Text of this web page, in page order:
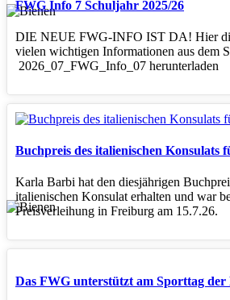
FWG Info 7 Schuljahr 2025/26
DIE NEUE FWG-INFO IST DA! Hier
vielen wichtigen Informationen aus dem
2026_07_FWG_Info_07 herunterladen
Buchpreis des italienischen Konsulats
Karla Barbi hat den diesjährigen
italienischen Konsulat erhalten und war
Preisverleihung in Freiburg am 15.7.26.
Das FWG unterstützt am Sporttag der